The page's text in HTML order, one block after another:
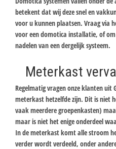
betekent dat wij deze snel en
voor u kunnen plaatsen. Vraag via
voor een domotica installatie, of
nadelen van een dergelijk systeem.
Meterkast
Regelmatig vragen onze klanten uit
meterkast hetzelfde zijn. Dit is niet
vaak meerdere groepenkasten)
maar is niet het enige onderdeel
In de meterkast komt alle stroom
verder wordt verdeeld, onder